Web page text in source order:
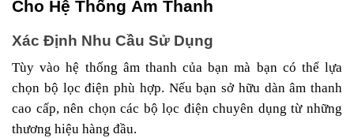
Cho Hệ Thống Âm Thanh
Xác Định Nhu Cầu Sử Dụng
Tùy vào hệ thống âm thanh của bạn mà bạn có thể lựa
chọn bộ lọc điện phù hợp. Nếu bạn sở hữu dàn âm thanh
cao cấp, nên chọn các bộ lọc điện chuyên dụng từ những
thương hiệu hàng đầu.